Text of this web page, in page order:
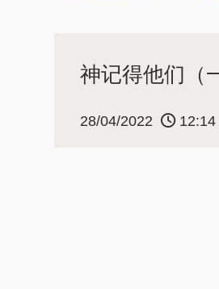
神记得他们（
28/04/2022 12:14